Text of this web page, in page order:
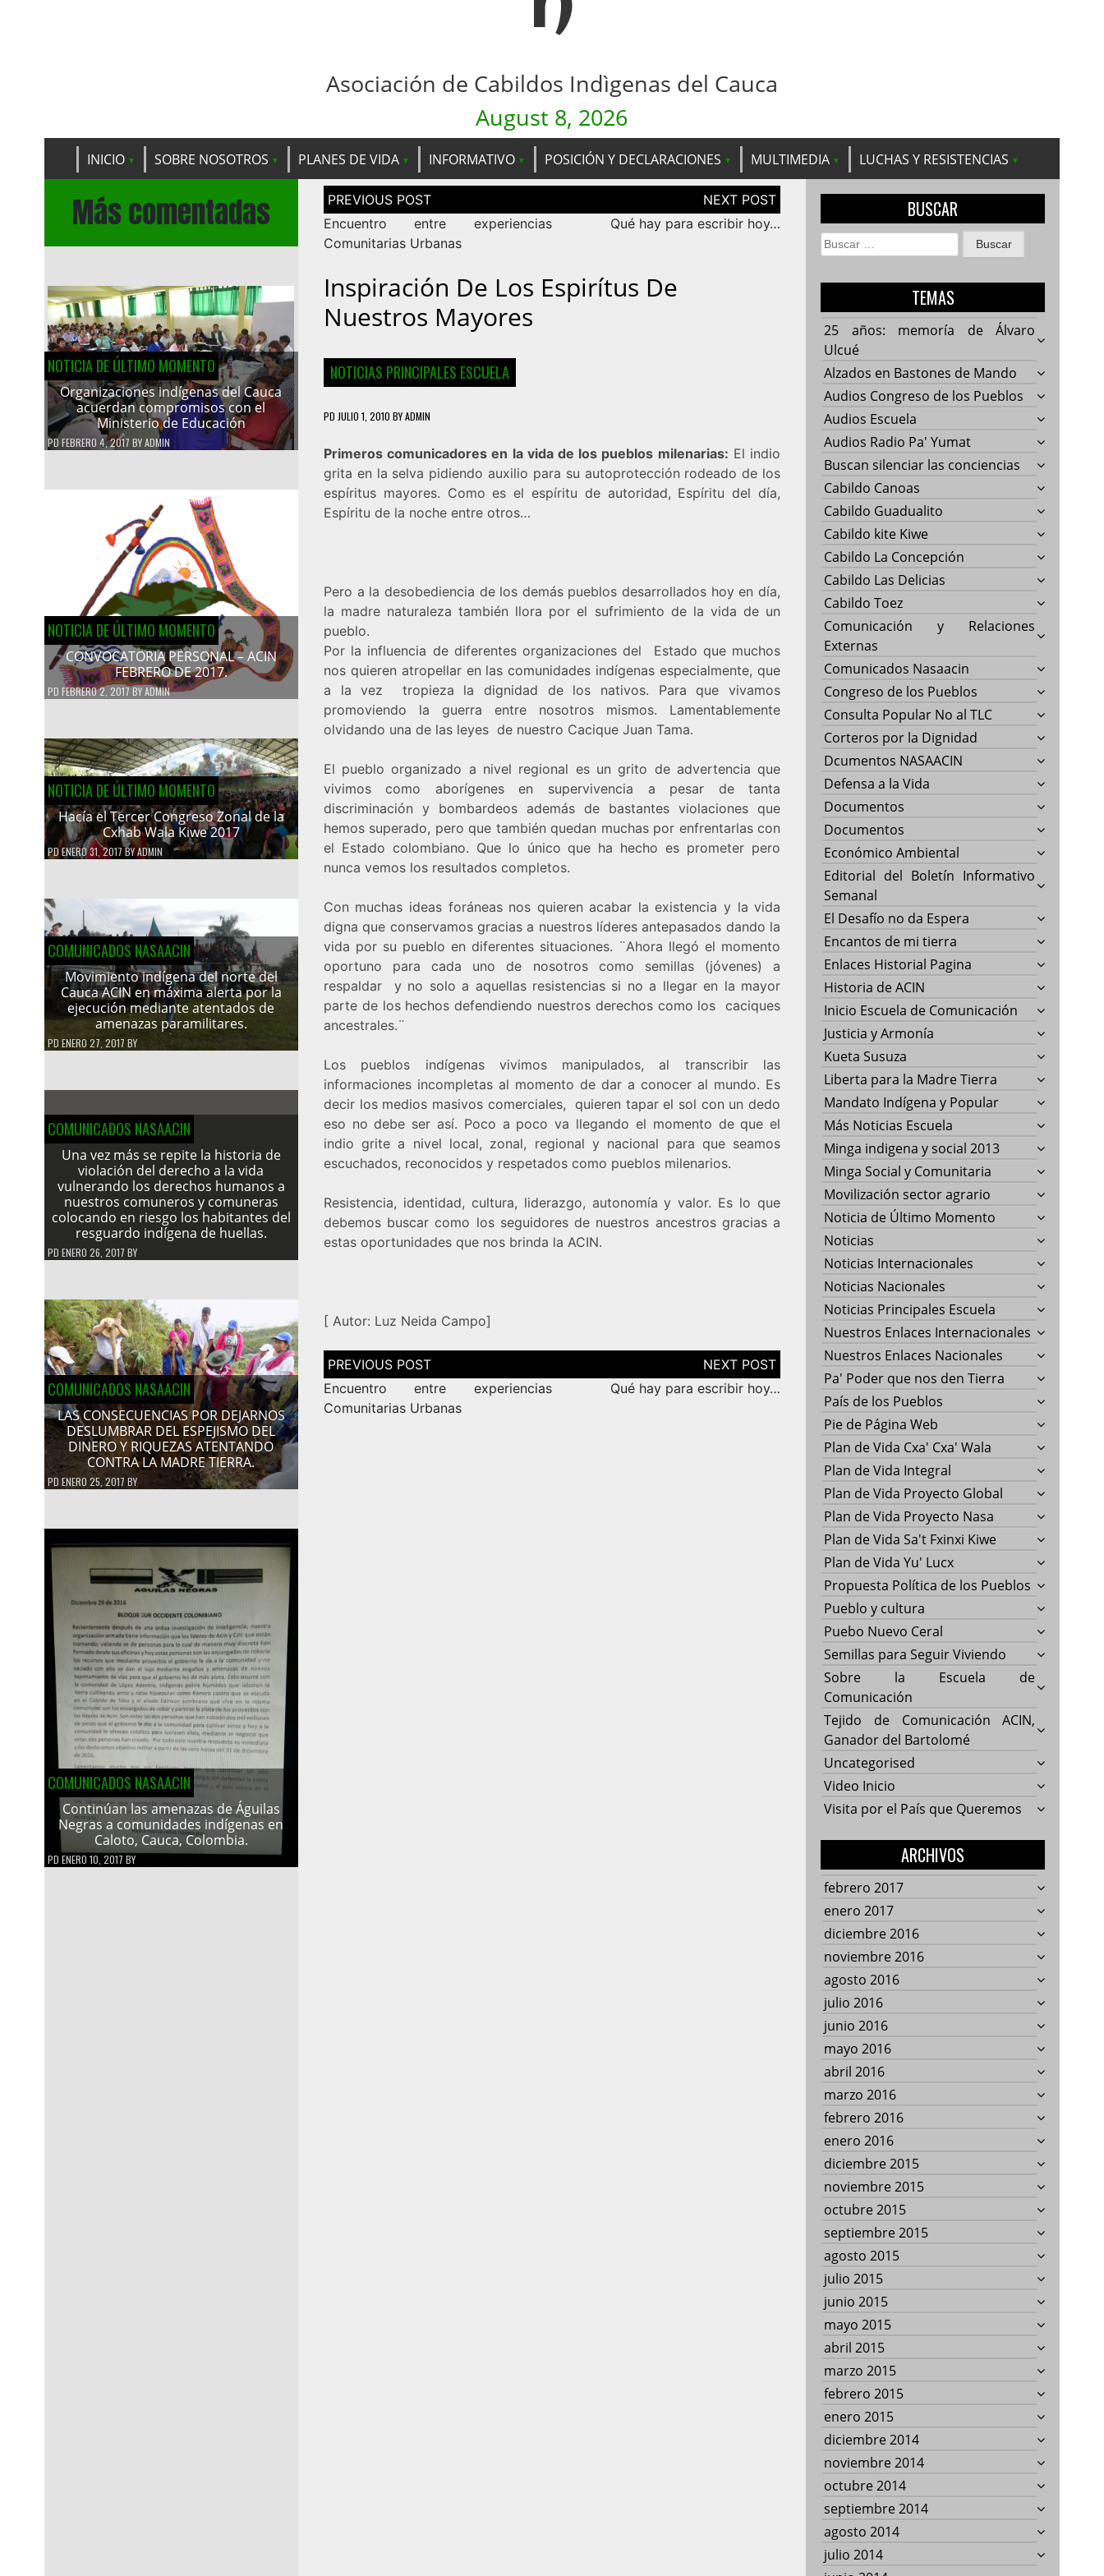
Asociación de Cabildos Indìgenas del Cauca
August 8, 2026
INICIO SOBRE NOSOTROS PLANES DE VIDA INFORMATIVO POSICIÓN Y DECLARACIONES MULTIMEDIA LUCHAS Y RESISTENCIAS
Más comentadas
NOTICIA DE ÚLTIMO MOMENTO
Organizaciones indígenas del Cauca
acuerdan compromisos con el
Ministerio de Educación
PD FEBRERO 4, 2017 BYADMIN
NOTICIA DE ÚLTIMO MOMENTO
CONVOCATORIA PERSONAL – ACIN
FEBRERO DE 2017.
PD FEBRERO 2, 2017BYADMIN
NOTICIA DE ÚLTIMO MOMENTO
Hacía el Tercer Congreso Zonal de la
Cxhab Wala Kiwe 2017
PDENERO 31, 2017BYADMIN
COMUNICADOS NASAACIN
Movimiento indígena del norte del
Cauca ACIN en máxima alerta por la
ejecución mediante atentados de
amenazas paramilitares.
PD ENERO 27, 2017 BY
COMUNICADOS NASAACIN
Una vez más se repite la historia de
violación del derecho a la vida
vulnerando los derechos humanos a
nuestros comuneros y comuneras
colocando en riesgo los habitantes del
resguardo indígena de huellas.
PD ENERO 26, 2017 BY
COMUNICADOS NASAACIN
LAS CONSECUENCIAS POR DEJARNOS
DESLUMBRAR DEL ESPEJISMO DEL
DINERO Y RIQUEZAS ATENTANDO
CONTRA LA MADRE TIERRA.
PDENERO 25, 2017 BY
COMUNICADOS NASAACIN
Continúan las amenazas de Águilas
Negras a comunidades indígenas en
Caloto, Cauca, Colombia.
PD ENERO 10, 2017 BY
Navegación
de
entradas
Encuentro entre experiencias
Comunitarias Urbanas
Qué hay para escribir hoy…
Inspiración De Los Espirítus De
Nuestros Mayores
NOTICIAS PRINCIPALES ESCUELA
PD JULIO 1, 2010 BYADMIN
Primeros comunicadores en la vida de los pueblos milenarias: El indio
grita en la selva pidiendo auxilio para su autoprotección rodeado de los
espíritus mayores. Como es el espíritu de autoridad, Espíritu del día,
Espíritu de la noche entre otros…
Pero a la desobediencia de los demás pueblos desarrollados hoy en día,
la madre naturaleza también llora por el sufrimiento de la vida de un
pueblo.
Por la influencia de diferentes organizaciones del Estado que muchos
nos quieren atropellar en las comunidades indígenas especialmente, que
a la vez tropieza la dignidad de los nativos. Para que vivamos
promoviendo la guerra entre nosotros mismos. Lamentablemente
olvidando una de las leyes de nuestro Cacique Juan Tama.
El pueblo organizado a nivel regional es un grito de advertencia que
vivimos como aborígenes en supervivencia a pesar de tanta
discriminación y bombardeos además de bastantes violaciones que
hemos superado, pero que también quedan muchas por enfrentarlas con
el Estado colombiano. Que lo único que ha hecho es prometer pero
nunca vemos los resultados completos.
Con muchas ideas foráneas nos quieren acabar la existencia y la vida
digna que conservamos gracias a nuestros líderes antepasados dando la
vida por su pueblo en diferentes situaciones. ¨Ahora llegó el momento
oportuno para cada uno de nosotros como semillas (jóvenes) a
respaldar y no solo a aquellas resistencias si no a llegar en la mayor
parte de los hechos defendiendo nuestros derechos como los caciques
ancestrales.¨
Los pueblos indígenas vivimos manipulados, al transcribir las
informaciones incompletas al momento de dar a conocer al mundo. Es
decir los medios masivos comerciales, quieren tapar el sol con un dedo
eso no debe ser así. Poco a poco va llegando el momento de que el
indio grite a nivel local, zonal, regional y nacional para que seamos
escuchados, reconocidos y respetados como pueblos milenarios.
Resistencia, identidad, cultura, liderazgo, autonomía y valor. Es lo que
debemos buscar como los seguidores de nuestros ancestros gracias a
estas oportunidades que nos brinda la ACIN.
[ Autor: Luz Neida Campo]
Navegación
de
entradas
Encuentro entre experiencias
Comunitarias Urbanas
Qué hay para escribir hoy…
BUSCAR
Buscar:
TEMAS
25 años: memoría de Álvaro
Ulcué
Alzados en Bastones de Mando
Audios Congreso de los Pueblos
Audios Escuela
Audios Radio Pa' Yumat
Buscan silenciar las conciencias
Cabildo Canoas
Cabildo Guadualito
Cabildo kite Kiwe
Cabildo La Concepción
Cabildo Las Delicias
Cabildo Toez
Comunicación y Relaciones
Externas
Comunicados Nasaacin
Congreso de los Pueblos
Consulta Popular No al TLC
Corteros por la Dignidad
Dcumentos NASAACIN
Defensa a la Vida
Documentos
Documentos
Económico Ambiental
Editorial del Boletín Informativo
Semanal
El Desafío no da Espera
Encantos de mi tierra
Enlaces Historial Pagina
Historia de ACIN
Inicio Escuela de Comunicación
Justicia y Armonía
Kueta Susuza
Liberta para la Madre Tierra
Mandato Indígena y Popular
Más Noticias Escuela
Minga indigena y social 2013
Minga Social y Comunitaria
Movilización sector agrario
Noticia de Último Momento
Noticias
Noticias Internacionales
Noticias Nacionales
Noticias Principales Escuela
Nuestros Enlaces Internacionales
Nuestros Enlaces Nacionales
Pa' Poder que nos den Tierra
País de los Pueblos
Pie de Página Web
Plan de Vida Cxa' Cxa' Wala
Plan de Vida Integral
Plan de Vida Proyecto Global
Plan de Vida Proyecto Nasa
Plan de Vida Sa't Fxinxi Kiwe
Plan de Vida Yu' Lucx
Propuesta Política de los Pueblos
Pueblo y cultura
Puebo Nuevo Ceral
Semillas para Seguir Viviendo
Sobre la Escuela de
Comunicación
Tejido de Comunicación ACIN,
Ganador del Bartolomé
Uncategorised
Video Inicio
Visita por el País que Queremos
ARCHIVOS
febrero 2017
enero 2017
diciembre 2016
noviembre 2016
agosto 2016
julio 2016
junio 2016
mayo 2016
abril 2016
marzo 2016
febrero 2016
enero 2016
diciembre 2015
noviembre 2015
octubre 2015
septiembre 2015
agosto 2015
julio 2015
junio 2015
mayo 2015
abril 2015
marzo 2015
febrero 2015
enero 2015
diciembre 2014
noviembre 2014
octubre 2014
septiembre 2014
agosto 2014
julio 2014